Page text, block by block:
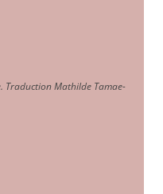
Traduction Mathilde Tamae-